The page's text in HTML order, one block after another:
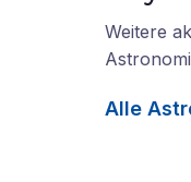
Weitere
Alle